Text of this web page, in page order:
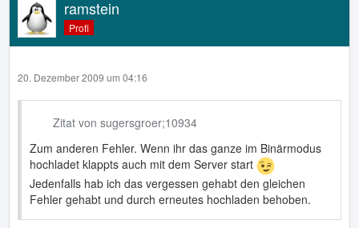
ramstein
Profi
20. Dezember 2009 um 04:16
Zitat von sugersgroer;10934
Zum anderen Fehler. Wenn ihr das ganze im Binärmodus
hochladet klappts auch mit dem Server start
Jedenfalls hab ich das vergessen gehabt den gleichen
Fehler gehabt und durch erneutes hochladen behoben.